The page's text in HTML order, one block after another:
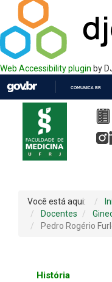
Web Accessibility plugin by
COMUNICA BR
Você está aqui:
Docentes
Pedro Rogério
História